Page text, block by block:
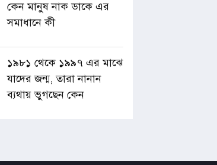
কেন মানুষ নাক ডাকে এর
সমাধানে কী
১৯৮১ থেকে ১৯৯৭ এর মাঝে
যাদের জন্ম, তারা নানান
ব্যথায় ভুগছেন কেন